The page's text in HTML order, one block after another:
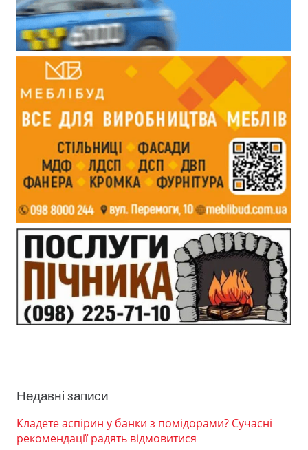
Недавні записи
Кладете аспірин у банки з помідорами? Сучасні
рекомендації радять відмовитися